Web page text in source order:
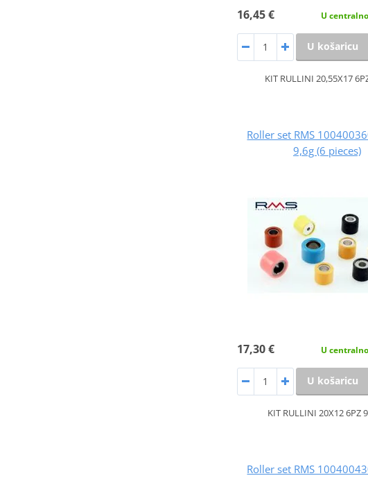
16,45 € U
U košaricu
KIT RULLINI 20,55X17
Roller set RMS
9,6g (6 pieces)
17,30 € U
U košaricu
KIT RULLINI 20X12 6PZ
Roller set RMS